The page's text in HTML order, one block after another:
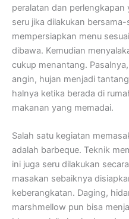
peralatan dan perlengkapan
seru jika dilakukan
mempersiapkan menu
dibawa. Kemudian
cukup menantang.
angin, hujan menjadi
halnya ketika berada di
makanan yang memadai.
Salah satu kegiatan
adalah barbeque. Teknik
ini juga seru dilakukan
masakan sebaiknya
keberangkatan. Daging,
marshmellow pun bisa